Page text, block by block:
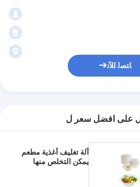
ﺎﺘﺼﻟ ﺍﻶﻧ
على افضل سعر ل
آلة تغليف أغذية مطعم
يمكن التخلص منها